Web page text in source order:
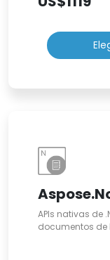
APIs nativas de
documentos de